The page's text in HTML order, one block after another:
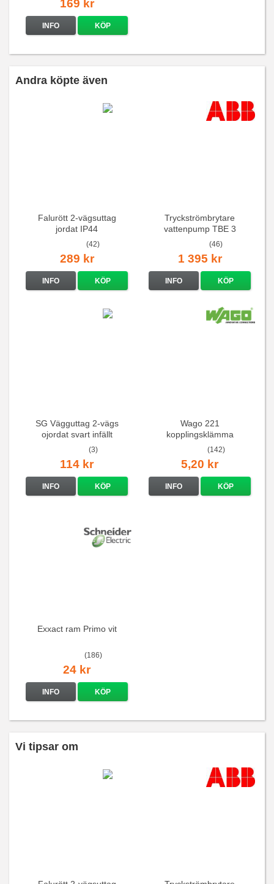
169 kr
INFO KÖP
Andra köpte även
Falurött 2-vägsuttag
jordat IP44
(42)
289 kr
INFO KÖP
Tryckströmbrytare
vattenpump TBE 3
(46)
1 395 kr
INFO KÖP
SG Vägguttag 2-vägs
ojordat svart infällt
16A/250V
(3)
114 kr
INFO KÖP
Wago 221
kopplingsklämma
(142)
5,20 kr
INFO KÖP
Exxact ram Primo vit
(186)
24 kr
INFO KÖP
Vi tipsar om